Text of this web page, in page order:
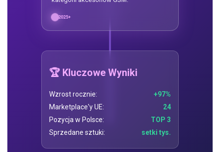
2025+
🏆 Kluczowe Wyniki
Wzrost rocznie:
+97%
Marketplace'y UE:
24
Pozycja w Polsce:
TOP 3
Sprzedane sztuki:
setki tys.